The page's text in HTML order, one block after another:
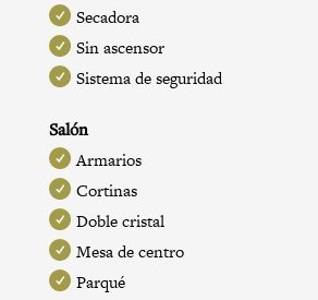
Secadora
Sin ascensor
Sistema de seguridad
Salón
Armarios
Cortinas
Doble cristal
Mesa de centro
Parqué